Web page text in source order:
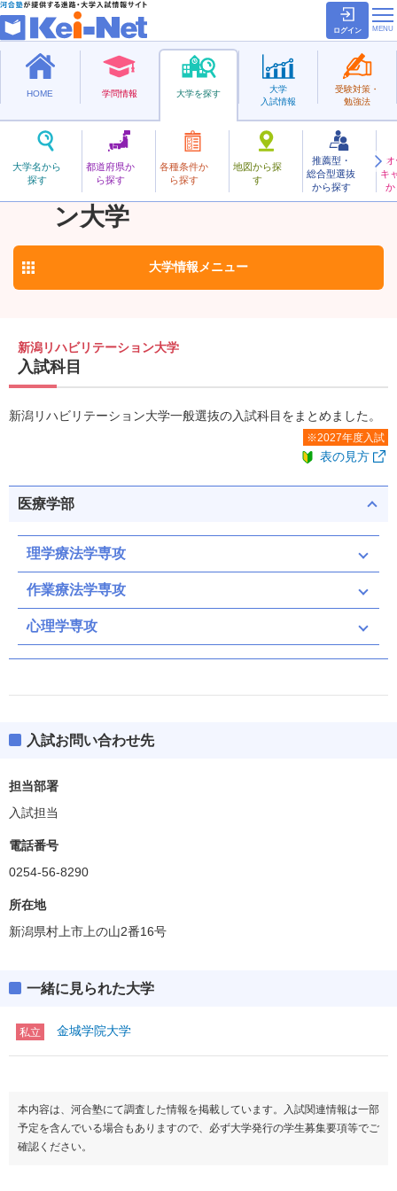
ログイン
HOME 学問情報 大学を探す
大学名から
探す
都道府県か
ら探す
各種条件か
ら探す
地図から探
す
推薦型・
総合型選抜
から探す
キ
か
大学
入試情報
受験対策・
勉強法
私立
にいがたりはびりてーしょん
新潟リハビリテーショ
ン大学
お気に入り
大学情報 メニュー
新潟リハビリテーション大学
入試科目
新潟リハビリテーション大学一般選抜の入試科目をまとめました。
※2027年度入試
表の見方
医療学部
理学療法学専攻
作業療法学専攻
心理学専攻
入試お問い合わせ先
担当部署
入試担当
電話番号
0254-56-8290
所在地
新潟県村上市上の山2番16号
一緒に見られた大学
私立 金城学院大学
本内容は、河合塾にて調査した情報を掲載しています。入試関連情報は一部
予定を含んでいる場合もありますので、必ず大学発行の学生募集要項等でご
確認ください。